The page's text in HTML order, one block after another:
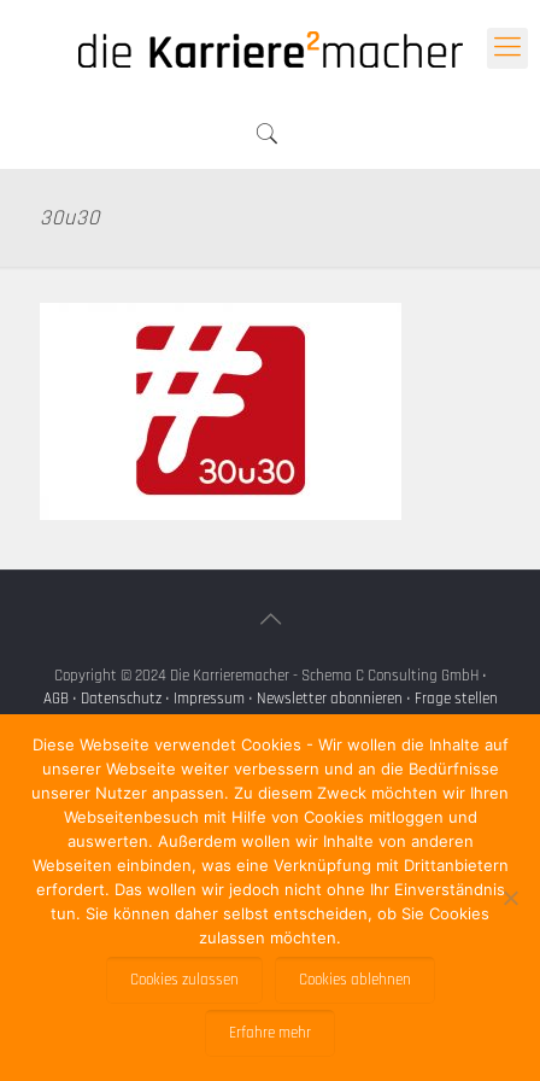
30u30
Copyright © 2024 Die Karrieremacher - Schema C Consulting GmbH •
AGB• Datenschutz• Impressum • Newsletter abonnieren • Frage stellen
•
Diese Webseite verwendet Cookies - Wir wollen die Inhalte auf
unserer Webseite weiter verbessern und an die Bedürfnisse
unserer Nutzer anpassen. Zu diesem Zweck möchten wir Ihren
Webseitenbesuch mit Hilfe von Cookies mitloggen und
auswerten. Außerdem wollen wir Inhalte von anderen
Webseiten einbinden, was eine Verknüpfung mit Drittanbietern
erfordert. Das wollen wir jedoch nicht ohne Ihr Einverständnis
tun. Sie können daher selbst entscheiden, ob Sie Cookies
zulassen möchten.
Cookies zulassen Cookies ablehnen
Erfahre mehr